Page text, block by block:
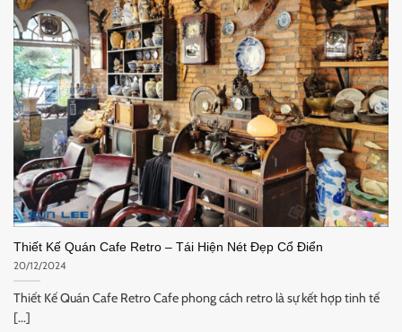
Thiết Kế Quán Cafe Retro – Tái Hiện Nét Đẹp Cổ Điển
20/12/2024
Thiết Kế Quán Cafe Retro Cafe phong cách retro là sự kết hợp tinh tế
[...]